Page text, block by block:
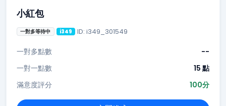
小紅包
一對多等待中 i349 ID: i349_301549
一對多點數
--
一對一點數
15 點
滿意度評分
100分